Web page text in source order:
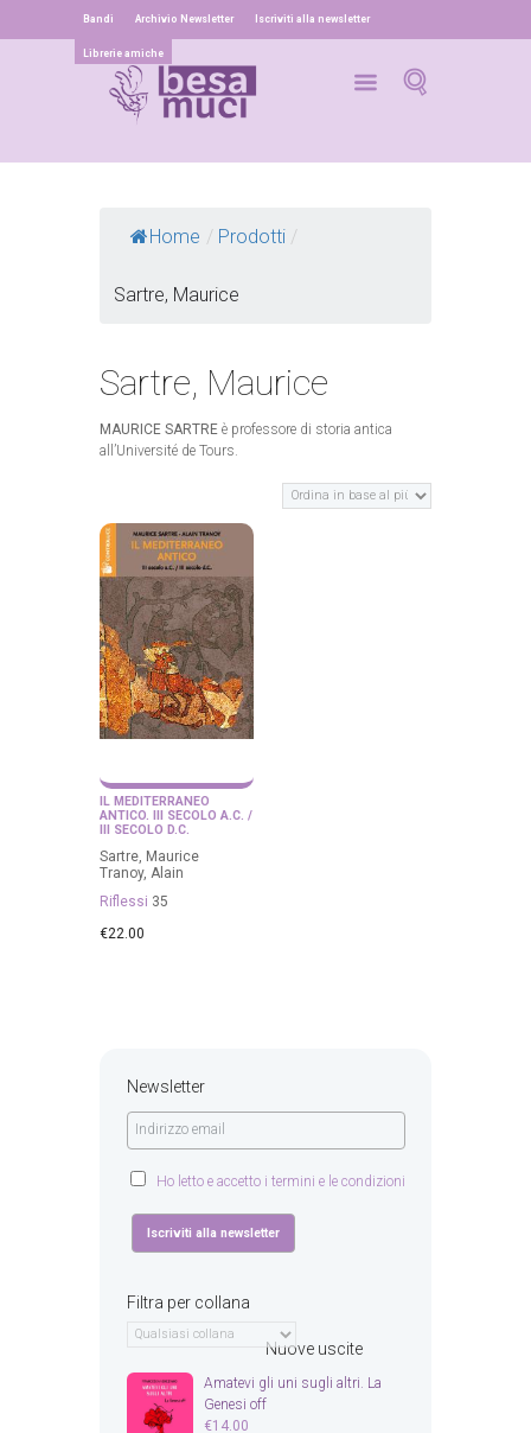
Bandi Archivio Newsletter Iscriviti alla newsletter
Librerie amiche
Home / Prodotti /
Sartre, Maurice
Sartre, Maurice
MAURICE SARTRE è professore di storia antica
all’Université de Tours.
IL MEDITERRANEO
ANTICO. III SECOLO A.C. /
III SECOLO D.C.
Sartre, Maurice
Tranoy, Alain
Riflessi 35
€22.00
Newsletter
Ho letto e accetto i termini e le condizioni
Filtra per collana
Nuove uscite
Amatevi gli uni sugli altri. La
Genesi off
€14.00